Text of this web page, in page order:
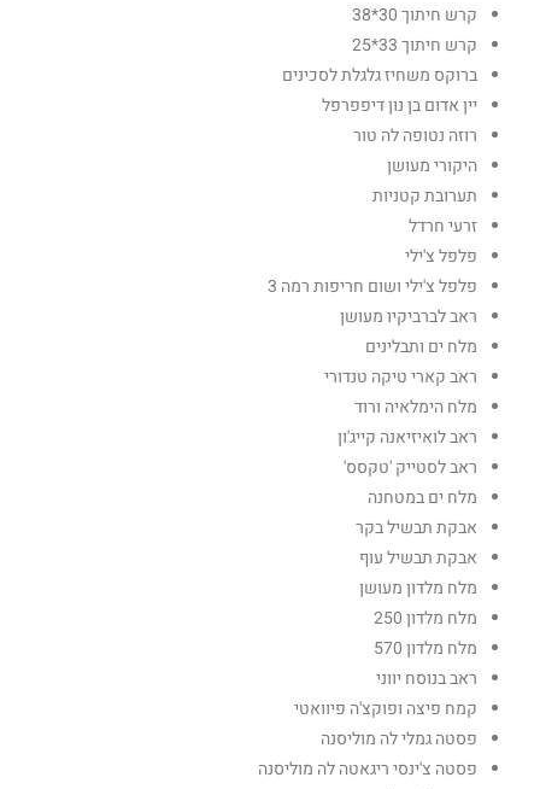
קרש חיתוך 30*38
קרש חיתוך 33*25
ברוקס משחיז גלגלת לסכינים
יין אדום בן נון דיפפרפל
רוזה נטופה לה טור
היקורי מעושן
תערובת קטניות
זרעי חרדל
פלפל צ'ילי
פלפל צ'ילי ושום חריפות רמה 3
ראב לברביקיו מעושן
מלח ים ותבלינים
ראב קארי טיקה טנדורי
מלח הימלאיה ורוד
ראב לואיזיאנה קייג'ון
ראב לסטייק 'טקסס'
מלח ים במטחנה
אבקת תבשיל בקר
אבקת תבשיל עוף
מלח מלדון מעושן
מלח מלדון 250
מלח מלדון 570
ראב בנוסח יווני
קמח פיצה ופוקצ'ה פיוואטי
פסטה גמלי לה מוליסנה
פסטה צ'ינסי ריגאטה לה מוליסנה